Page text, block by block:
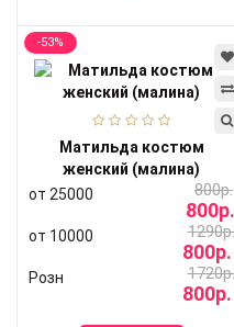
-53%
Матильда костюм
женский (малина)
от 25000
800р.
800р.
от 10000 1290р.
800р.
Розн 1720р.
800р.